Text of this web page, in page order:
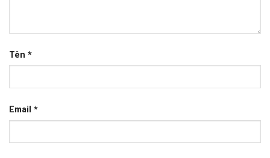
Tên *
Email *